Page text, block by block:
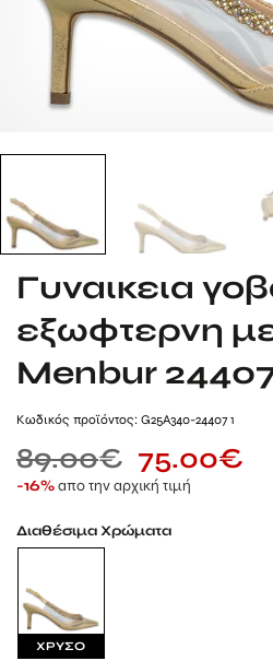
Γυναικεια
εξωφτερνη
Menbur 24407
Kωδικός προϊόντος: G25A340-24407 1
89.00€ 75.00€
-16%απο την αρχική τιμή
Διαθέσιμα Χρώματα
ΧΡΥΣΟ